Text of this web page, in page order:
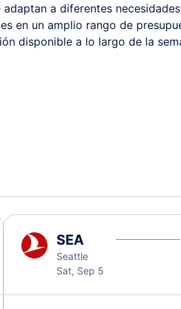
a diferentes
en un amplio rango de
disponible a lo largo de la
SEA
Seattle
Sat, Sep 5